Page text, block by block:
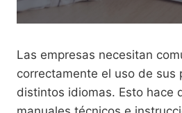
Las empresas necesitan
correctamente el uso de sus
distintos idiomas. Esto hace